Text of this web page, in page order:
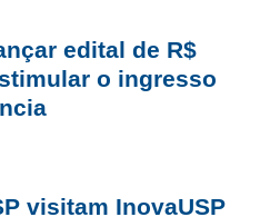
edital de R$
o ingresso
visitam InovaUSP